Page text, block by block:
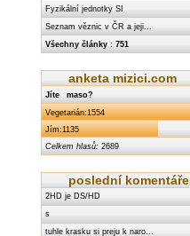
Fyzikální jednotky SI
Seznam věznic v ČR a jeji...
Všechny články : 751
anketa mizici.com
Jíte maso?
Vegetarián:1554
Jím:1135
Celkem hlasů: 2689
poslední komentáře
2HD je DS/HD
s
tuhle krasku si preju k naro...